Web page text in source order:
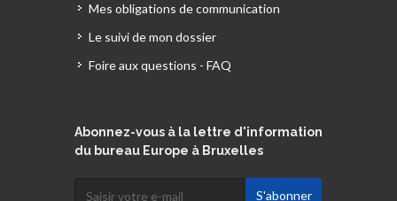
Mes obligations de communication
Le suivi de mon dossier
Foire aux questions - FAQ
Abonnez-vous à la lettre d'information
du bureau Europe à Bruxelles